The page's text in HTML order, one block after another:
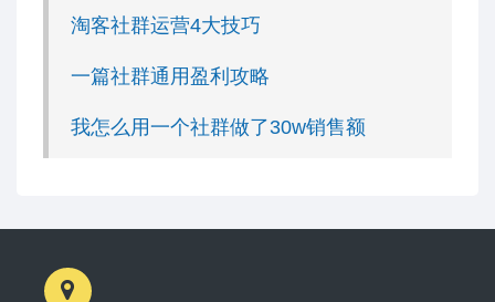
淘客社群运营4大技巧
一篇社群通用盈利攻略
我怎么用一个社群做了30w销售额